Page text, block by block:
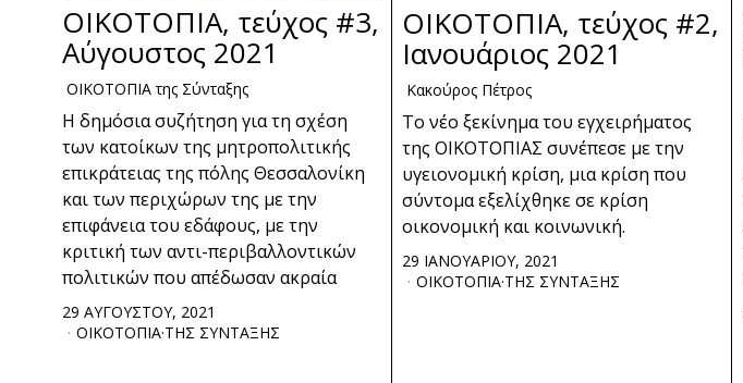
ΟΙΚΟΤΟΠΙΑ, τεύχος #3,
Αύγουστος 2021
ΟΙΚΟΤΟΠΙΑ της Σύνταξης
Η δημόσια συζήτηση για τη σχέση
των κατοίκων της μητροπολιτικής
επικράτειας της πόλης Θεσσαλονίκη
και των περιχώρων της με την
επιφάνεια του εδάφους, με την
κριτική των αντι-περιβαλλοντικών
πολιτικών που απέδωσαν ακραία
29 ΑΥΓΟΥΣΤΟΥ, 2021
ΟΙΚΟΤΟΠΙΑ·ΤΗΣ ΣΥΝΤΑΞΗΣ
ΟΙΚΟΤΟΠΙΑ, τεύχος #2,
Ιανουάριος 2021
Κακούρος Πέτρος
Το νέο ξεκίνημα του εγχειρήματος
της ΟΙΚΟΤΟΠΙΑΣ συνέπεσε με την
υγειονομική κρίση, μια κρίση που
σύντομα εξελίχθηκε σε κρίση
οικονομική και κοινωνική.
29 ΙΑΝΟΥΑΡΙΟΥ, 2021
ΟΙΚΟΤΟΠΙΑ·ΤΗΣ ΣΥΝΤΑΞΗΣ